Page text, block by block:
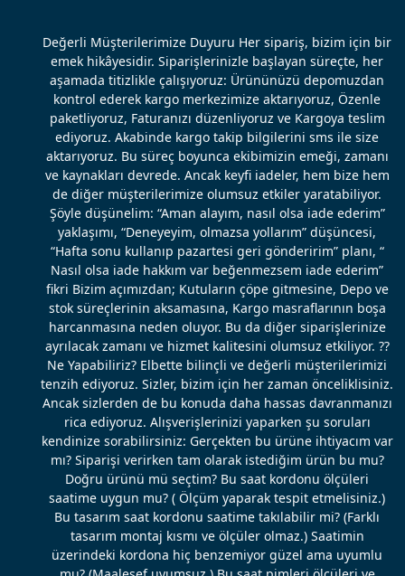
Değerli Müşterilerimize Duyuru Her sipariş, bizim için bir
emek hikâyesidir. Siparişlerinizle başlayan süreçte, her
aşamada titizlikle çalışıyoruz: Ürününüzü depomuzdan
kontrol ederek kargo merkezimize aktarıyoruz, Özenle
paketliyoruz, Faturanızı düzenliyoruz ve Kargoya teslim
ediyoruz. Akabinde kargo takip bilgilerini sms ile size
aktarıyoruz. Bu süreç boyunca ekibimizin emeği, zamanı
ve kaynakları devrede. Ancak keyfi iadeler, hem bize hem
de diğer müşterilerimize olumsuz etkiler yaratabiliyor.
Şöyle düşünelim: “Aman alayım, nasıl olsa iade ederim”
yaklaşımı, “Deneyeyim, olmazsa yollarım” düşüncesi,
“Hafta sonu kullanıp pazartesi geri gönderirim” planı, “
Nasıl olsa iade hakkım var beğenmezsem iade ederim”
fikri Bizim açımızdan; Kutuların çöpe gitmesine, Depo ve
stok süreçlerinin aksamasına, Kargo masraflarının boşa
harcanmasına neden oluyor. Bu da diğer siparişlerinize
ayrılacak zamanı ve hizmet kalitesini olumsuz etkiliyor. ??
Ne Yapabiliriz? Elbette bilinçli ve değerli müşterilerimizi
tenzih ediyoruz. Sizler, bizim için her zaman önceliklisiniz.
Ancak sizlerden de bu konuda daha hassas davranmanızı
rica ediyoruz. Alışverişlerinizi yaparken şu soruları
kendinize sorabilirsiniz: Gerçekten bu ürüne ihtiyacım var
mı? Siparişi verirken tam olarak istediğim ürün bu mu?
Doğru ürünü mü seçtim? Bu saat kordonu ölçüleri
saatime uygun mu? ( Ölçüm yaparak tespit etmelisiniz.)
Bu tasarım saat kordonu saatime takılabilir mi? (Farklı
tasarım montaj kısmı ve ölçüler olmaz.) Saatimin
üzerindeki kordona hiç benzemiyor güzel ama uyumlu